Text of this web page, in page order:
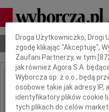
Nekrologi Odeszli
IMIĘ I NAZWISKO:
REGION: Kraków
Dbamy o Twoją prywatność
Droga Użytkowniczko, Drogi
zgodę klikając "Akceptuję",
Zaufani Partnerzy, w tym [
jak również Agora S.A.
Wyborcza sp. z o.o., będą
osobowe takie jak adresy IP,
identyfikatory plików cookie
tych plikach do celów